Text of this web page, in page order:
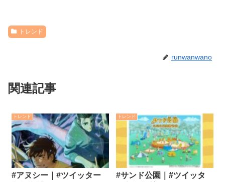
トレンド
runwanwano
関連記事
トレンド
#アヌシー｜#ツイッター
トレンド
#サンド公園｜#ツイッタ